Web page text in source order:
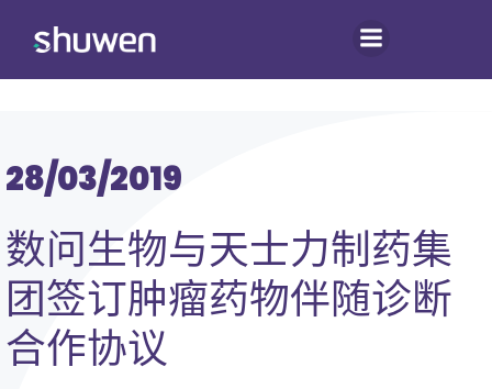
28/03/2019
数问生物与天士力制药集
团签订肿瘤药物伴随诊断
合作协议